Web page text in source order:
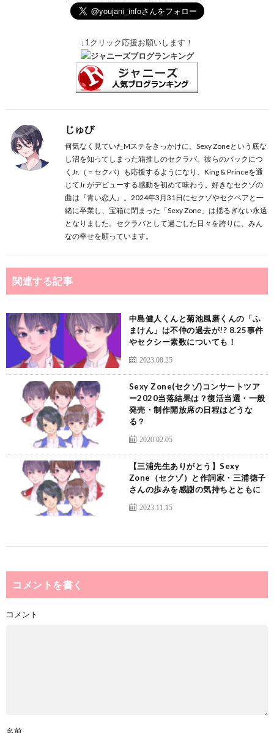
↓1クリック応援お願いします！
じゅび
何気なく見ていたMステをきっかけに、Sexy Zoneという底な
し沼を知ってしまった箱推しのセクラバ。彼らのバックにつ
くJr.（＝セクバ）も応援するようになり、King & Princeを通
じてJr.がデビューする感動を初めて味わう。好きなセクゾの
曲は『青い恋人』。2024年3月31日にセクゾやセクベアと一
緒に卒業し、宝箱に閉まった「Sexy Zone」は揺るぎない永遠
となりました。セクラバとして過ごした日々を誇りに、みん
なの幸せを願っています。
関連する記事
中島健人くんと菊池風磨くんの「ふ
まけん」は不仲の過去が!? 8.25事件
やセクシー素数についても！
2023.08.25
Sexy Zone(セクゾ)コンサートツア
ー2020当落結果は？復活当選・一般
発売・制作開放席の日程はどうな
る？
2020.02.05
【三浦先生ありがとう】Sexy
Zone（セクゾ）と作詞家・三浦徳子
さんの歩みを感謝の気持ちとともに
2023.11.15
コメントを書く
コメント